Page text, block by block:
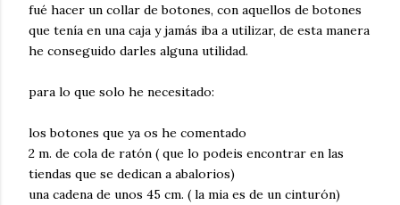
copiosos de invierno. Con esta receta simple pero
revolucionaria, transformaremos un ingrediente tan
humilde como la alubia de La Bañeza en un snack ligero,
sustituto perfecto a los frutos se...
fué hacer un collar de botones, con aquellos de botones
que tenía en una caja y jamás iba a utilizar, de esta manera
he conseguido darles alguna utilidad.
para lo que solo he necesitado:
los botones que ya os he comentado
2 m. de cola de ratón ( que lo podeis encontrar en las
tiendas que se dedican a abalorios)
una cadena de unos 45 cm. ( la mia es de un cinturón)